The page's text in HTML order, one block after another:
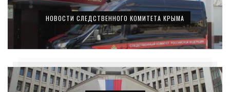
НОВОСТИ СЛЕДСТВЕННОГО КОМИТЕТА КРЫМА